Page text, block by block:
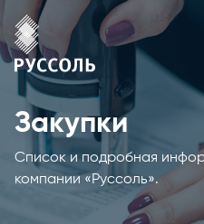
Закупки
Список и подробная
компании «Руссоль».